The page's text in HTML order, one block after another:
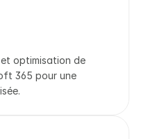
optimisation de
365 pour une